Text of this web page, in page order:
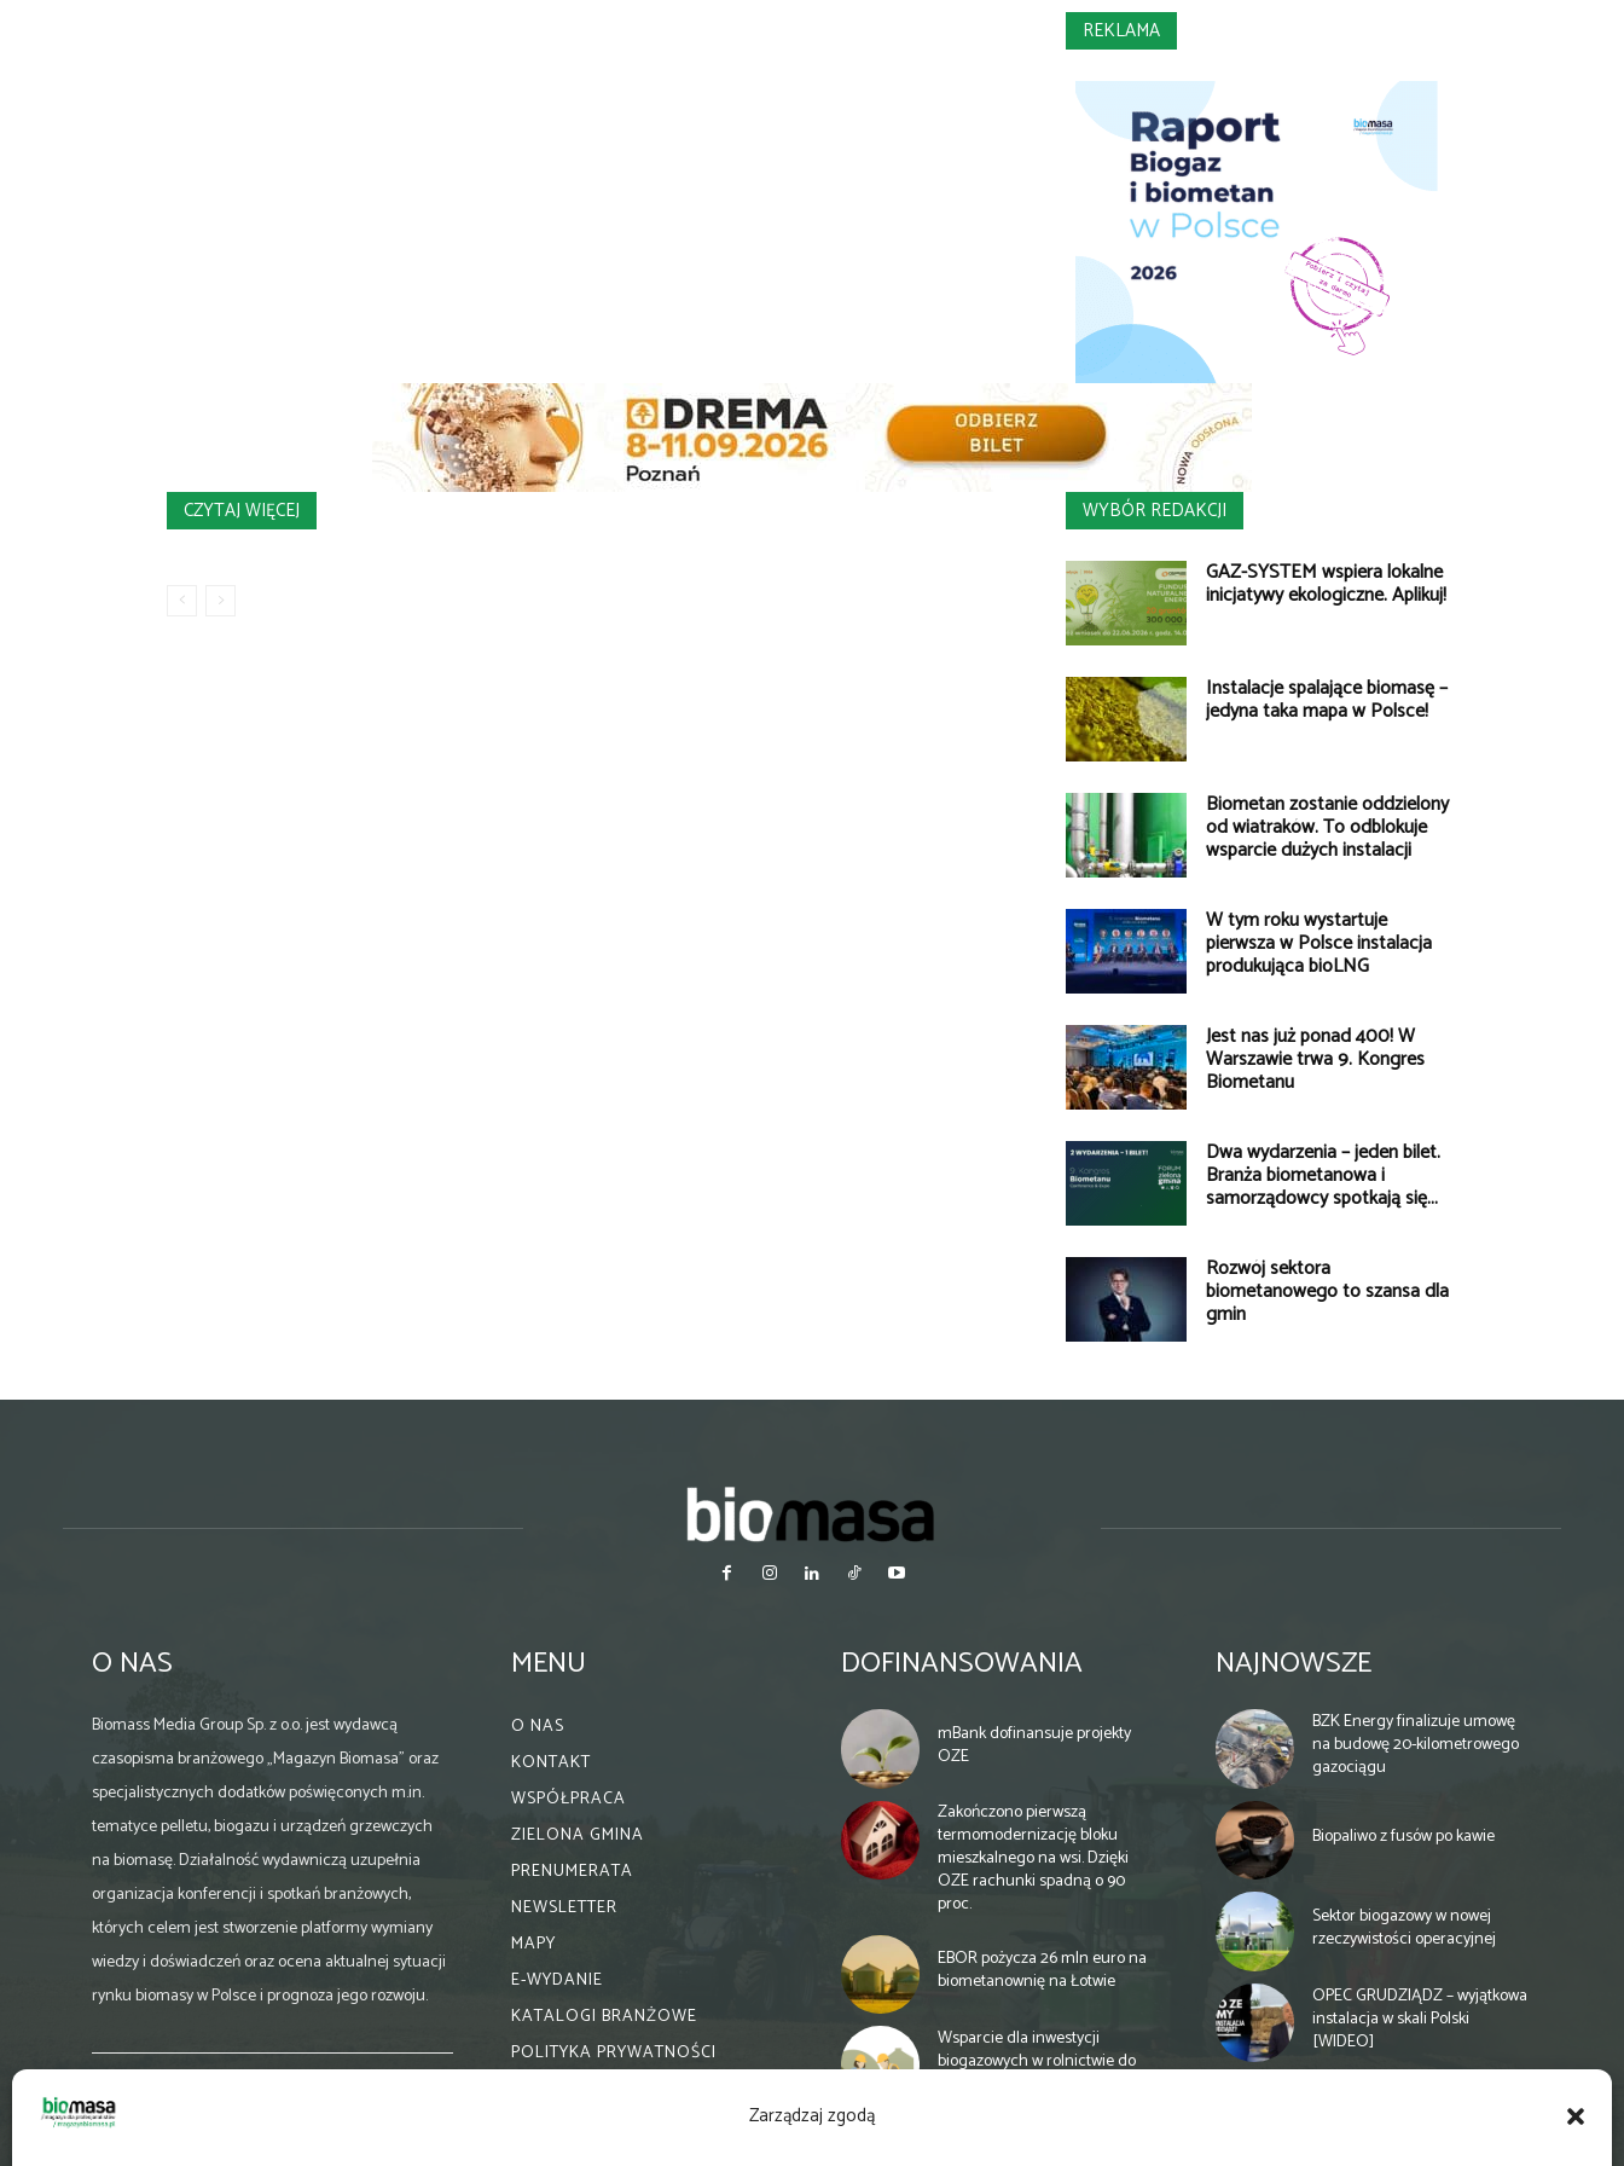
Zarządzaj zgodą
REKLAMA
CZYTAJ WIĘCEJ WYBÓR REDAKCJI
GAZ-SYSTEM wspiera lokalne
inicjatywy ekologiczne. Aplikuj!
Instalacje spalające biomasę –
jedyna taka mapa w Polsce!
Biometan zostanie oddzielony
od wiatraków. To odblokuje
wsparcie dużych instalacji
W tym roku wystartuje
pierwsza w Polsce instalacja
produkująca bioLNG
Jest nas już ponad 400! W
Warszawie trwa 9. Kongres
Biometanu
Dwa wydarzenia – jeden bilet.
Branża biometanowa i
samorządowcy spotkają się...
Rozwój sektora
biometanowego to szansa dla
gmin
O NAS
Biomass Media Group Sp. z o.o. jest wydawcą
czasopisma branżowego „Magazyn Biomasa” oraz
specjalistycznych dodatków poświęconych m.in.
tematyce pelletu, biogazu i urządzeń grzewczych
na biomasę. Działalność wydawniczą uzupełnia
organizacja konferencji i spotkań branżowych,
których celem jest stworzenie platformy wymiany
wiedzy i doświadczeń oraz ocena aktualnej sytuacji
rynku biomasy w Polsce i prognoza jego rozwoju.
biuro@magazynbiomasa.pl
MENU
O NAS
KONTAKT
WSPÓŁPRACA
ZIELONA GMINA
PRENUMERATA
NEWSLETTER
MAPY
E-WYDANIE
KATALOGI BRANŻOWE
POLITYKA PRYWATNOŚCI
DOFINANSOWANIA
mBank dofinansuje projekty
OZE
Zakończono pierwszą
termomodernizację bloku
mieszkalnego na wsi. Dzięki
OZE rachunki spadną o 90
proc.
EBOR pożycza 26 mln euro na
biometanownię na Łotwie
Wsparcie dla inwestycji
biogazowych w rolnictwie do
NAJNOWSZE
BZK Energy finalizuje umowę
na budowę 20-kilometrowego
gazociągu
Biopaliwo z fusów po kawie
Sektor biogazowy w nowej
rzeczywistości operacyjnej
OPEC GRUDZIĄDZ – wyjątkowa
instalacja w skali Polski
[WIDEO]